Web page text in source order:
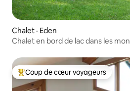
Chalet · Eden
Chalet en bord de lac dans les
Coup de cœur voyageurs parmi
Coup de cœur voyageurs